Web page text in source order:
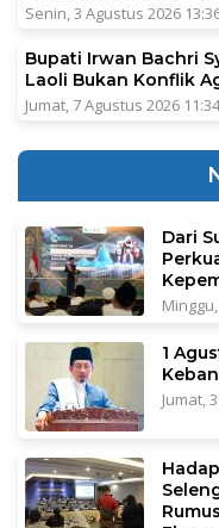
Senin, 3 Agustus 2026
Bupati Irwan Bachri
Laoli Bukan Konflik
Jumat, 7 Agustus 2026
Dari
1
Jumat,